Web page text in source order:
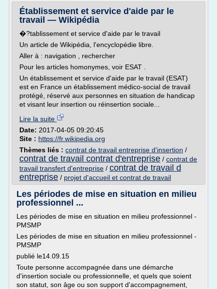
Établissement et service d'aide par le
travail — Wikipédia
�?tablissement et service d'aide par le travail
Un article de Wikipédia, l'encyclopédie libre.
Aller à : navigation , rechercher
Pour les articles homonymes, voir ESAT .
Un établissement et service d'aide par le travail (ESAT)
est en France un établissement médico-social de travail
protégé, réservé aux personnes en situation de handicap
et visant leur insertion ou réinsertion sociale...
Lire la suite
Date: 2017-04-05 09:20:45
Site : https://fr.wikipedia.org
Thèmes liés : contrat de travail entreprise d'insertion /
contrat de travail contrat d'entreprise / contrat de
travail transfert d'entreprise / contrat de travail d
entreprise / projet d'accueil et contrat de travail
Les périodes de mise en situation en milieu
professionnel ...
Les périodes de mise en situation en milieu professionnel -
PMSMP
Les périodes de mise en situation en milieu professionnel -
PMSMP
publié le14.09.15
Toute personne accompagnée dans une démarche
d'insertion sociale ou professionnelle, et quels que soient
son statut, son âge ou son support d'accompagnement,